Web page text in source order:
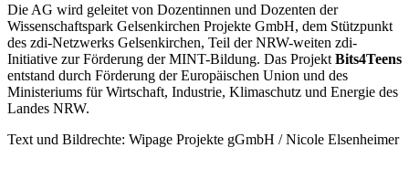
Die AG wird geleitet von Dozentinnen und Dozenten der
Wissenschaftspark Gelsenkirchen Projekte GmbH, dem Stützpunkt
des zdi-Netzwerks Gelsenkirchen, Teil der NRW-weiten zdi-
Initiative zur Förderung der MINT-Bildung. Das Projekt Bits4Teens
entstand durch Förderung der Europäischen Union und des
Ministeriums für Wirtschaft, Industrie, Klimaschutz und Energie des
Landes NRW.
Text und Bildrechte: Wipage Projekte gGmbH / Nicole Elsenheimer